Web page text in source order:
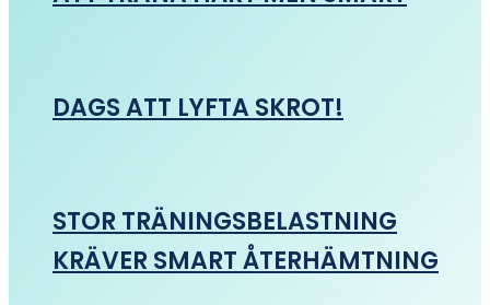
DAGS ATT LYFTA SKROT!
STOR TRÄNINGSBELASTNING
KRÄVER SMART ÅTERHÄMTNING